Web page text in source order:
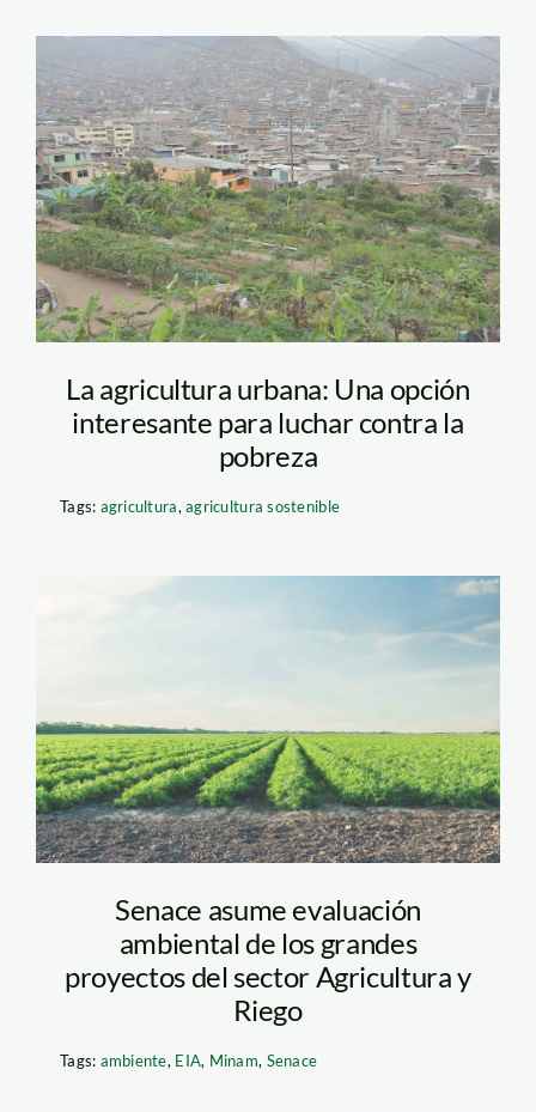
La agricultura urbana: Una opción
interesante para luchar contra la
pobreza
Tags: agricultura,agricultura sostenible
agricultura – senace
Senace asume evaluación
ambiental de los grandes
proyectos del sector Agricultura y
Riego
Tags: ambiente, EIA, Minam, Senace